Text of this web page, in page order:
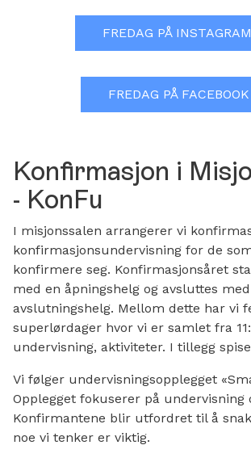
FREDAG PÅ INSTAGRAM
FREDAG PÅ FACEBOOK
Konfirmasjon i
- KonFu
I misjonssalen arrangerer vi
konfirmasjonsundervisning for de
konfirmere seg. Konfirmasjonsåret
med en åpningshelg og avsluttes
avslutningshelg. Mellom dette har vi
superlørdager hvor vi er samlet fra
undervisning, aktiviteter. I tillegg
Vi følger undervisningsopplegget
Opplegget fokuserer på undervisning
Konfirmantene blir utfordret til å
noe vi tenker er viktig.